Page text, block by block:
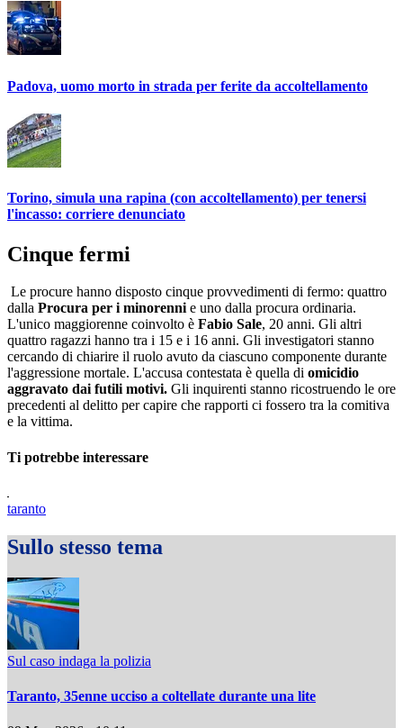
Padova, uomo morto in strada per ferite da accoltellamento
Torino, simula una rapina (con accoltellamento) per tenersi
l'incasso: corriere denunciato
Cinque fermi
Le procure hanno disposto cinque provvedimenti di fermo: quattro
dalla Procura per i minorennie uno dalla procura ordinaria.
L'unico maggiorenne coinvolto è Fabio Sale, 20 anni. Gli altri
quattro ragazzi hanno tra i 15 e i 16 anni. Gli investigatori stanno
cercando di chiarire il ruolo avuto da ciascuno componente durante
l'aggressione mortale. L'accusa contestata è quella di omicidio
aggravato dai futili motivi. Gli inquirenti stanno ricostruendo le ore
precedenti al delitto per capire che rapporti ci fossero tra la comitiva
e la vittima.
Ti potrebbe interessare
taranto
Sullo stesso tema
Sul caso indaga la polizia
Taranto, 35enne ucciso a coltellate durante una lite